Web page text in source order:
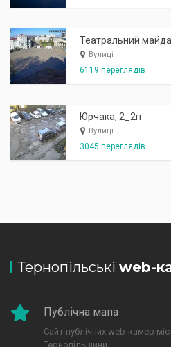
Театральний
Вулиці
6119 переглядів
Юрчака, 2_2п
Вулиці
3045 переглядів
Тернопільські web-
Публічна мапа
Сайт публічних web-камер
Тернопільщини.